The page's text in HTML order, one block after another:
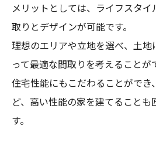
メリットとしては、ライフスタ
取りとデザインが可能です。
理想のエリアや立地を選べ、土地
って最適な間取りを考えることが
住宅性能にもこだわることができ
ど、高い性能の家を建てること
す。